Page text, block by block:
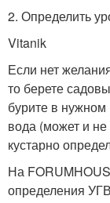
2. Определить
Vitanik
Если нет
то берете
бурите в нужном
вода (может и
кустарно
На
определения